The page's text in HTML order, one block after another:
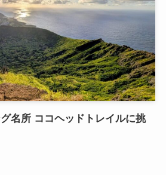
名所 ココヘッドトレイルに挑